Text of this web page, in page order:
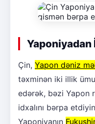
Yaponiyadan
Çin, Yapon dəniz
təxminən iki illik
edərək, bəzi Yapon
idxalını bərpa
Yaponiyanın